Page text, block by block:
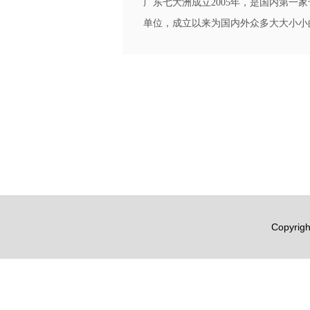
广东七大洲成立2005年，是国内第一
单位，成立以来为国内外众多大大小